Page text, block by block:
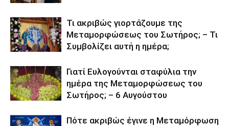
Τι ακριβώς γιορτάζουμε της
Μεταμορφώσεως του Σωτήρος; – Τι
Συμβολίζει αυτή η ημέρα;
Γιατί Ευλογούνται σταφύλια την
ημέρα της Μεταμορφώσεως του
Σωτήρος; – 6 Αυγούστου
Πότε ακριβώς έγινε η Μεταμόρφωση